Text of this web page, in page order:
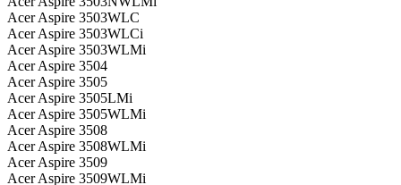
Acer Aspire 3503WLC
Acer Aspire 3503WLCi
Acer Aspire 3503WLMi
Acer Aspire 3504
Acer Aspire 3505
Acer Aspire 3505LMi
Acer Aspire 3505WLMi
Acer Aspire 3508
Acer Aspire 3508WLMi
Acer Aspire 3509
Acer Aspire 3509WLMi